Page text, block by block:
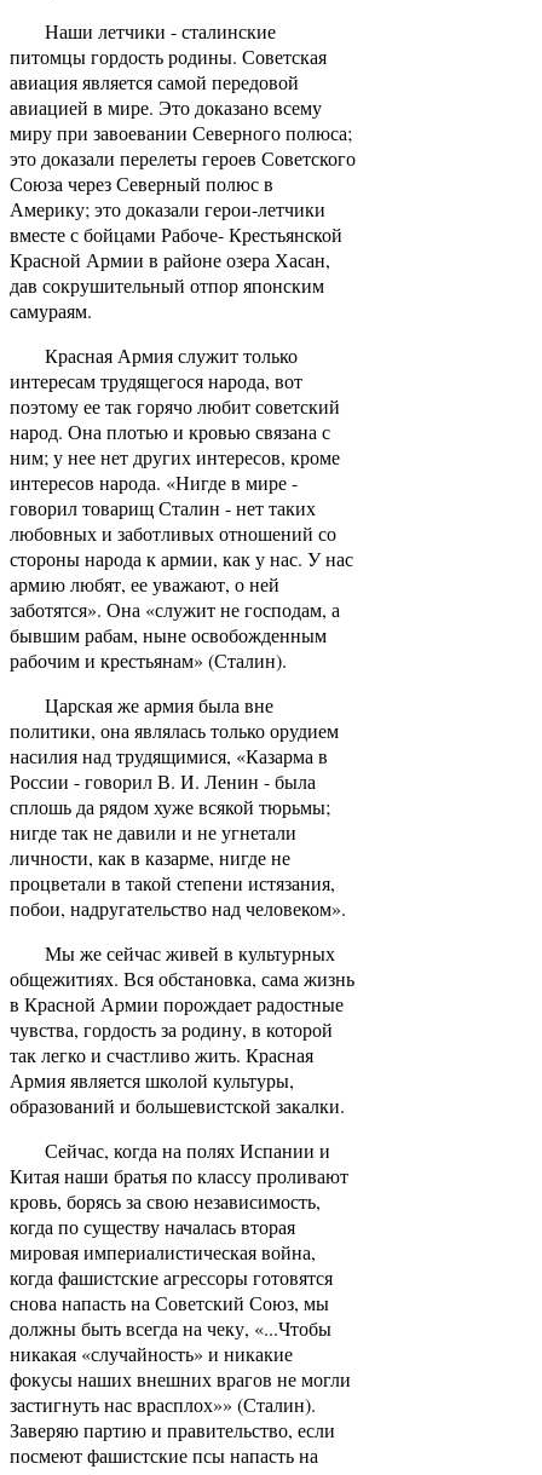
Наши летчики - сталинские
питомцы гордость родины. Советская
авиация является самой передовой
авиацией в мире. Это доказано всему
миру при завоевании Северного полюса;
это доказали перелеты героев Советского
Союза через Северный полюс в
Америку; это доказали герои-летчики
вместе с бойцами Рабоче- Крестьянской
Красной Армии в районе озера Хасан,
дав сокрушительный отпор японским
самураям.
Красная Армия служит только
интересам трудящегося народа, вот
поэтому ее так горячо любит советский
народ. Она плотью и кровью связана с
ним; у нее нет других интересов, кроме
интересов народа. «Нигде в мире -
говорил товарищ Сталин - нет таких
любовных и заботливых отношений со
стороны народа к армии, как у нас. У нас
армию любят, ее уважают, о ней
заботятся». Она «служит не господам, а
бывшим рабам, ныне освобожденным
рабочим и крестьянам» (Сталин).
Царская же армия была вне
политики, она являлась только орудием
насилия над трудящимися, «Казарма в
России - говорил В. И. Ленин - была
сплошь да рядом хуже всякой тюрьмы;
нигде так не давили и не угнетали
личности, как в казарме, нигде не
процветали в такой степени истязания,
побои, надругательство над человеком».
Мы же сейчас живей в культурных
общежитиях. Вся обстановка, сама жизнь
в Красной Армии порождает радостные
чувства, гордость за родину, в которой
так легко и счастливо жить. Красная
Армия является школой культуры,
образований и большевистской закалки.
Сейчас, когда на полях Испании и
Китая наши братья по классу проливают
кровь, борясь за свою независимость,
когда по существу началась вторая
мировая империалистическая война,
когда фашистские агрессоры готовятся
снова напасть на Советский Союз, мы
должны быть всегда на чеку, «...Чтобы
никакая «случайность» и никакие
фокусы наших внешних врагов не могли
застигнуть нас врасплох»» (Сталин).
Заверяю партию и правительство, если
посмеют фашистские псы напасть на